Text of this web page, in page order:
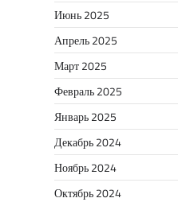
Июнь 2025
Апрель 2025
Март 2025
Февраль 2025
Январь 2025
Декабрь 2024
Ноябрь 2024
Октябрь 2024